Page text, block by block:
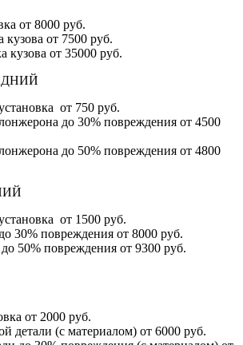
от 8000 руб.
кузова от 7500 руб.
кузова от 35000 руб.
от 750 руб.
до 30% повреждения от 4500
до 50% повреждения от 4800
от 1500 руб.
30% повреждения от 8000 руб.
50% повреждения от 9300 руб.
от 2000 руб.
детали (с материалом) от 6000 руб.